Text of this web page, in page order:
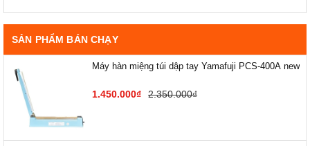
SẢN PHẨM BÁN CHẠY
Máy hàn miệng túi dập tay Yamafuji PCS-400A new
1.450.000₫ 2.350.000₫